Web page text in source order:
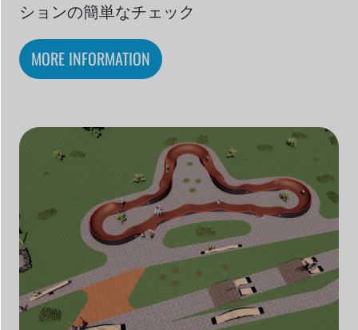
ションの簡単なチェック
MORE INFORMATION